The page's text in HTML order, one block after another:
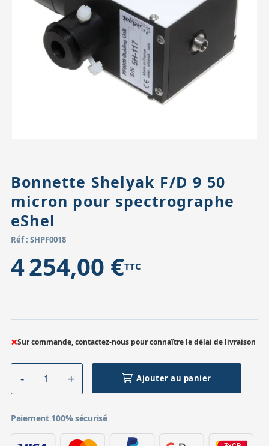
Accessoires pour montures
Têtes
Pièces détachées
Bonnette Shelyak F/D 9 50
micron pour spectrographe
eShel
Réf : SHPF0018
4 254,00 €TTC
×Sur commande, contactez-nous pour connaître le délai de livraison
Ajouter au panier
Paiement 100% sécurisé